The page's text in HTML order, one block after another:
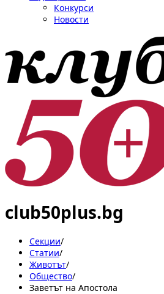
Конкурси
Новости
club50plus.bg
Секции/
Статии/
Животът/
Общество/
Заветът на Апостола